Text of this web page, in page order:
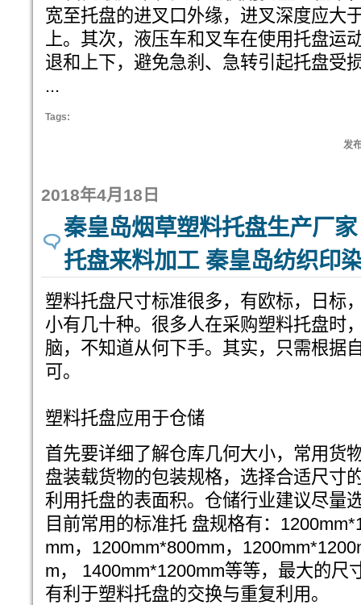
宽至托盘的进叉口外缘，进叉深度应大
上。其次，液压车和叉车在使用托盘运
退和上下，避免急刹、急转引起托盘受
...
Tags:
发
2018年4月18日
秦皇岛烟草塑料托盘生产厂
托盘来料加工 秦皇岛纺织印
塑料托盘尺寸标准很多，有欧标，日标
小有几十种。很多人在采购塑料托盘时
脑，不知道从何下手。其实，只需根据
可。
塑料托盘应用于仓储
首先要详细了解仓库几何大小，常用货
盘装载货物的包装规格，选择合适尺寸
利用托盘的表面积。仓储行业建议尽量
目前常用的标准托 盘规格有：
mm，1200mm*800mm，
m， 1400mm*1200mm等等，最大的尺
有利于塑料托盘的交换与重复利用。